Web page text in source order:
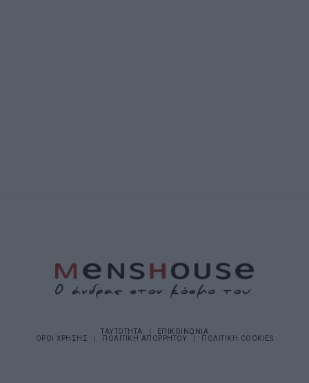
ΤΑΥΤΟΤΗΤΑ
ΕΠΙΚΟΙΝΩΝΙΑ
ΟΡΟΙ ΧΡΗΣΗΣ
ΠΟΛΙΤΙΚΗ ΑΠΟΡΡΗΤΟΥ ΠΟΛΙΤΙΚΗ COOKIES